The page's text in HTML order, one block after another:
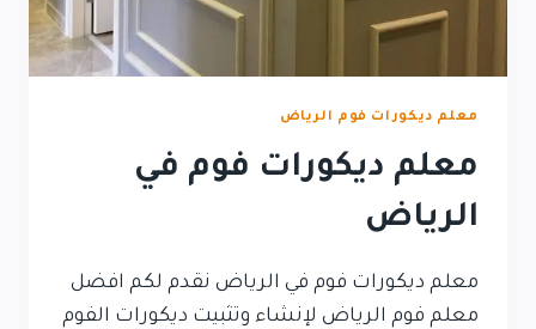
معلم ديكورات فوم الرياض
معلم ديكورات فوم في
الرياض
معلم ديكورات فوم في الرياض نقدم لكم افضل
معلم فوم الرياض لإنشاء وتثبيت ديكورات الفوم